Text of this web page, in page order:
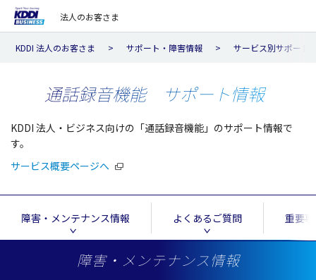
法人のお客さま
KDDI 法人のお客さま サポート・障害情報 サービス別サポート
通話録音機能 サポート情報
KDDI 法人・ビジネス向けの「通話録音機能」のサポート情報で
す。
サービス概要ページへ
障害・メンテナンス情報 よくあるご質問 重要
障害・メンテナンス情報